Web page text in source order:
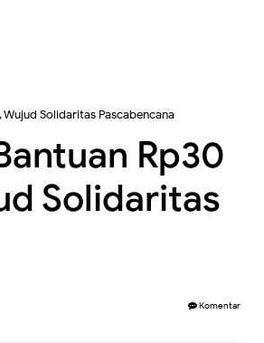
Solidaritas Pascabencana
Rp30
Solidaritas
Komentar